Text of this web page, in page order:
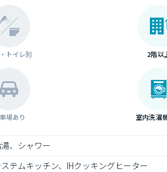
トイレ別 2階以
場あり 室内洗濯
、シャワー
ステムキッチン、IHクッキングヒーター